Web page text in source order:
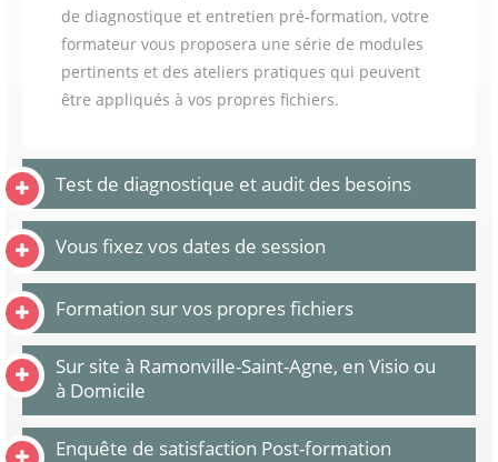
de diagnostique et entretien pré-formation, votre
formateur vous proposera une série de modules
pertinents et des ateliers pratiques qui peuvent
être appliqués à vos propres fichiers.
Test de diagnostique et audit des besoins
Vous fixez vos dates de session
Formation sur vos propres fichiers
Sur site à Ramonville-Saint-Agne, en Visio ou
à Domicile
Enquête de satisfaction Post-formation